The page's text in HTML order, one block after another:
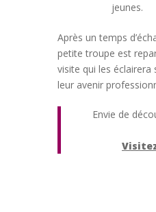
jeunes.
Après un temps
petite troupe est
visite qui les éclairera
leur avenir
Envie de